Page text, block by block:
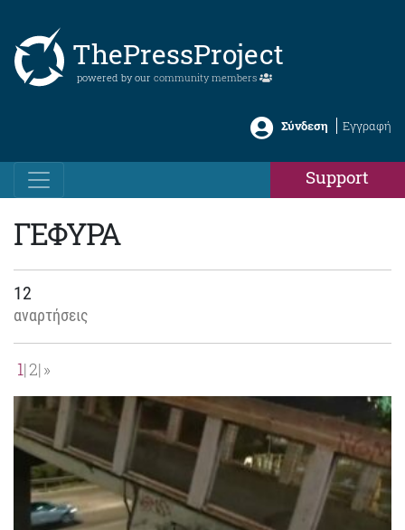
ThePressProject
powered by our community members
Σύνδεση Εγγραφή
Support
ΓΕΦΥΡΑ
12
αναρτήσεις
1 2 »